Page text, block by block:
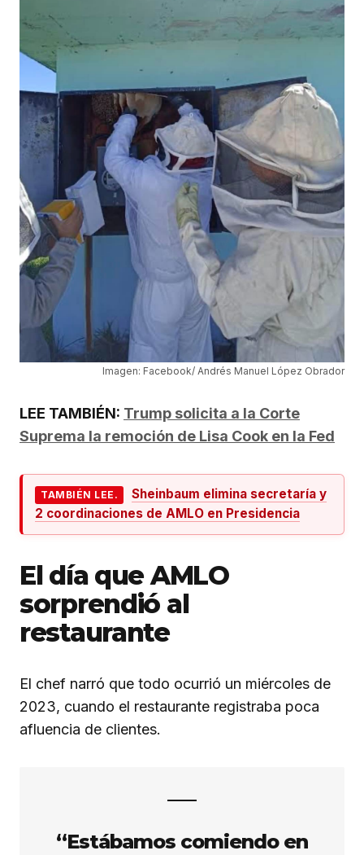
Imagen: Facebook/ Andrés Manuel López Obrador
LEE TAMBIÉN: Trump solicita a la Corte
Suprema la remoción de Lisa Cook en la Fed
TAMBIÉN LEE.
Sheinbaum elimina secretaría y
2 coordinaciones de AMLO en Presidencia
El día que AMLO
sorprendió al
restaurante
El chef narró que todo ocurrió un miércoles de
2023, cuando el restaurante registraba poca
afluencia de clientes.
“Estábamos comiendo en